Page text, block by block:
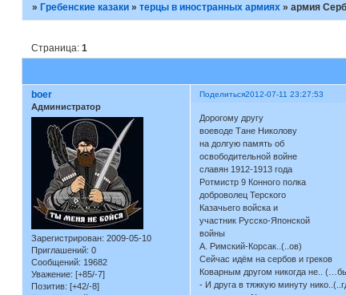
» Гребенские казаки » терцы в иностранных армиях » армия
Страница: 1
Поделиться2012-07-11 23:27:53
boer
Администратор
Зарегистрирован: 2009-05-10
Приглашений: 0
Сообщений: 19682
Уважение: [+85/-7]
Позитив: [+42/-8]
Дорогому другу
воеводе Тане Николову
на долгую память об
освободительной войне
славян 1912-1913 года
Ротмистр 9 Конного полка
доброволец Терского
Казачьего войска и
участник Русско-Японской
войны
А. Римский-Корсак..(..ов)
Сейчас идём на сербов и греков
Коварным другом никогда не..
- И друга в тяжкую минуту